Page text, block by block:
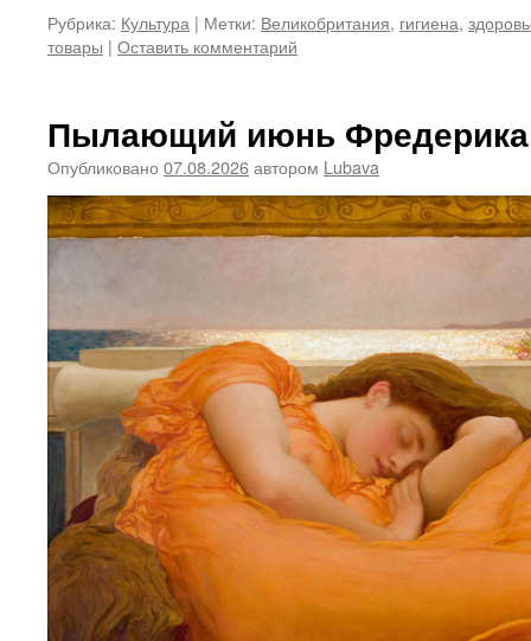
Рубрика: Культура | Метки: Великобритания, гигиена,
товары | Оставить комментарий
Пылающий июнь Фредерика
Опубликовано 07.08.2026автором Lubava